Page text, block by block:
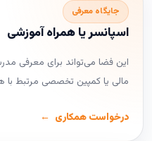
جایگاه معرفی
اسپانسر یا همراه آموزشی
این فضا می‌تواند برای معرفی
مالی یا کمپین تخصصی مرتبط با
درخواست همکاری